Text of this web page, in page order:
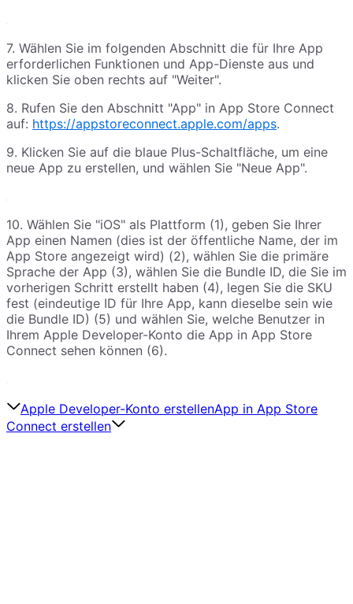
7. Wählen Sie im folgenden Abschnitt die für Ihre App
erforderlichen Funktionen und App-Dienste aus und
klicken Sie oben rechts auf "Weiter".
8. Rufen Sie den Abschnitt "App" in App Store Connect
auf: https://appstoreconnect.apple.com/apps.
9. Klicken Sie auf die blaue Plus-Schaltfläche, um eine
neue App zu erstellen, und wählen Sie "Neue App".
10. Wählen Sie "iOS" als Plattform (1), geben Sie Ihrer
App einen Namen (dies ist der öffentliche Name, der im
App Store angezeigt wird) (2), wählen Sie die primäre
Sprache der App (3), wählen Sie die Bundle ID, die Sie im
vorherigen Schritt erstellt haben (4), legen Sie die SKU
fest (eindeutige ID für Ihre App, kann dieselbe sein wie
die Bundle ID) (5) und wählen Sie, welche Benutzer in
Ihrem Apple Developer-Konto die App in App Store
Connect sehen können (6).
Apple Developer-Konto erstellenApp in App Store
Connect erstellen